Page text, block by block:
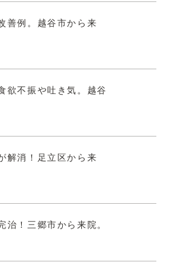
善例。越谷市から来
欲不振や吐き気。越谷
解消！足立区から来
治！三郷市から来院。